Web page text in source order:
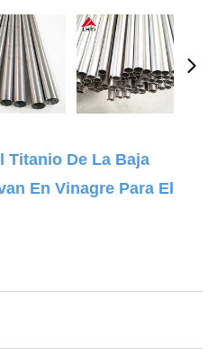
Titanio De La Baja
En Vinagre Para El